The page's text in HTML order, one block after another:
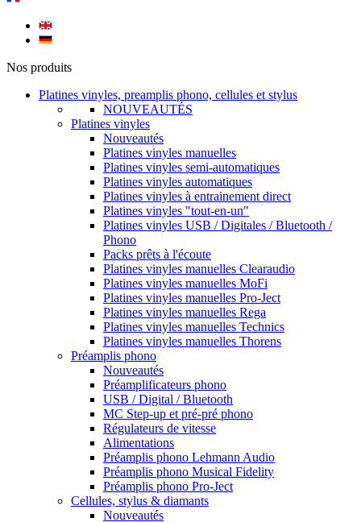
Nos produits
Platines vinyles, preamplis phono, cellules et stylus
NOUVEAUTÉS
Platines vinyles
Nouveautés
Platines vinyles manuelles
Platines vinyles semi-automatiques
Platines vinyles automatiques
Platines vinyles à entrainement direct
Platines vinyles "tout-en-un"
Platines vinyles USB / Digitales / Bluetooth /
Phono
Packs prêts à l'écoute
Platines vinyles manuelles Clearaudio
Platines vinyles manuelles MoFi
Platines vinyles manuelles Pro-Ject
Platines vinyles manuelles Rega
Platines vinyles manuelles Technics
Platines vinyles manuelles Thorens
Préamplis phono
Nouveautés
Préamplificateurs phono
USB / Digital / Bluetooth
MC Step-up et pré-pré phono
Régulateurs de vitesse
Alimentations
Préamplis phono Lehmann Audio
Préamplis phono Musical Fidelity
Préamplis phono Pro-Ject
Cellules, stylus & diamants
Nouveautés